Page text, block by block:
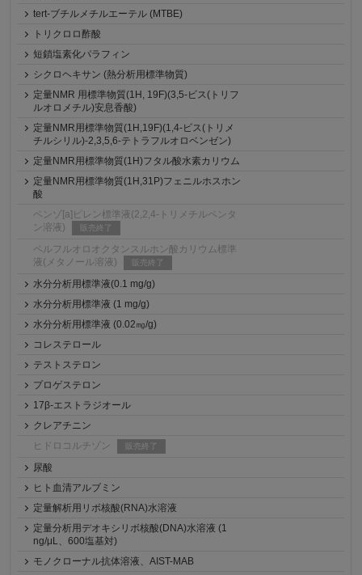
tert-ブチルメチルエーテル (MTBE)
トリクロロ酢酸
短鎖塩素化パラフィン
シクロヘキサン (熱分析用標準物質)
定量NMR 用標準物質(1H, 19F)(3,5-ビス(トリフ
ルオロメチル)安息香酸)
定量NMR用標準物質(1H,19F)(1,4-ビス(トリメ
チルシリル)-2,3,5,6-テトラフルオロベンゼン)
定量NMR用標準物質(1H)フタル酸水素カリウム
定量NMR用標準物質(1H,31P)フェニルホスホン
酸
ベンゾ[a]ピレン標準液(2,2,4-トリメチルペンタ
ン溶液)
販売終了
ペルフルオロオクタンスルホン酸カリウム標準
液(メタノール溶液)
販売終了
水分分析用標準液(0.1 mg/g)
水分分析用標準液 (1 mg/g)
水分分析用標準液 (0.02㎎/g)
コレステロール
テストステロン
プロゲステロン
17β-エストラジオール
クレアチニン
ヒドロコルチゾン
販売終了
尿酸
ヒト血清アルブミン
定量解析用リボ核酸(RNA)水溶液
定量分析用デオキシリボ核酸(DNA)水溶液 (1
ng/μL、600塩基対)
モノクローナル抗体溶液、AIST-MAB